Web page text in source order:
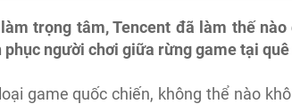
trọng tâm, Tencent đã làm thế
phục người chơi giữa rừng game tại quê
game quốc chiến, không thể nào